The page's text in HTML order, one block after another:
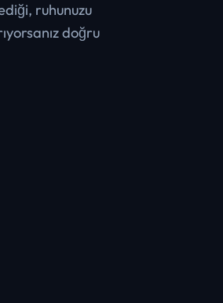
ruhunuzu
doğru